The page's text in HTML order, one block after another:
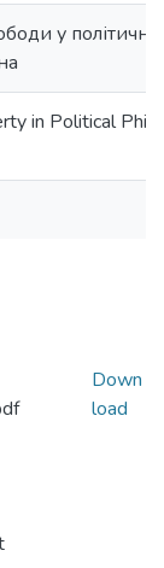
у
in Political
Down
load